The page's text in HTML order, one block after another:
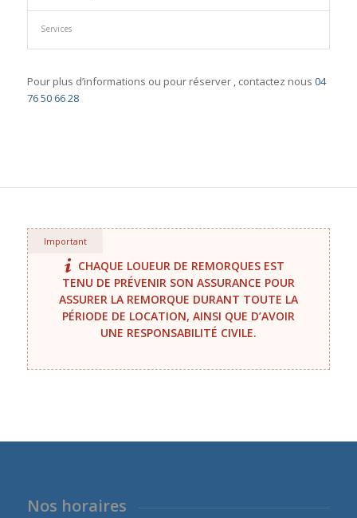
Services
Pour plus d’informations ou pour réserver , contactez nous 04
76 50 66 28
Important
CHAQUE LOUEUR DE REMORQUES EST
TENU DE PRÉVENIR SON ASSURANCE POUR
ASSURER LA REMORQUE DURANT TOUTE LA
PÉRIODE DE LOCATION, AINSI QUE D’AVOIR
UNE RESPONSABILITÉ CIVILE.
Nos horaires